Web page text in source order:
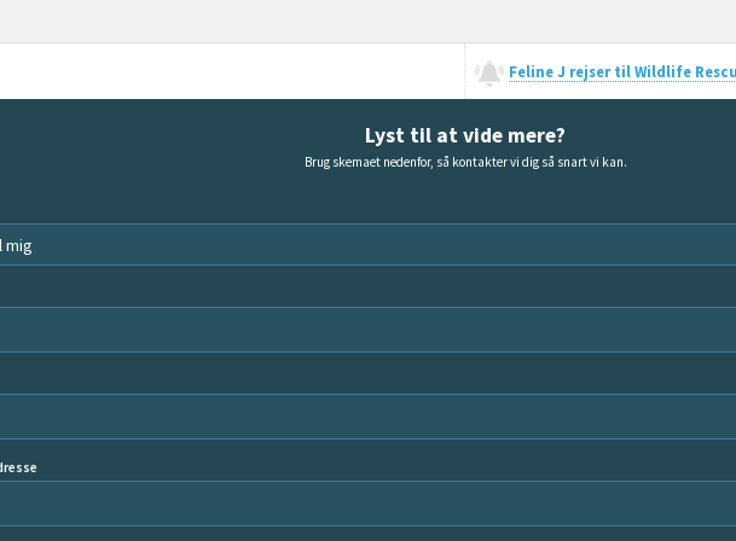
Feline J rejser til Wildlife
Lyst til at vide mere?
Brug skemaet nedenfor, så kontakter vi dig så snart vi kan.